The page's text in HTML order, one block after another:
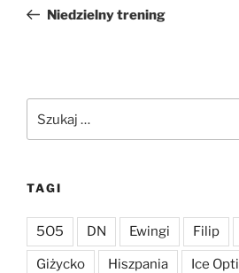
wpisNiedzielny trening
TAGI
5O5 DN Ewingi Filip
Giżycko Hiszpania Ice Opti